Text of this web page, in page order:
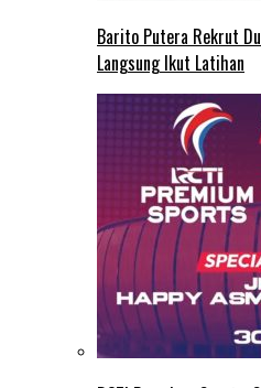
Barito Putera Rekrut
Langsung Ikut Latihan